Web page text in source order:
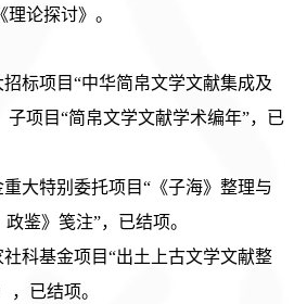
论探讨》。
标项目“中华简帛文学文献集成及
子项目“简帛文学文献学术编年”，已
大特别委托项目“《子海》整理与
鉴》笺注”，已结项。
科基金项目“出土上古文学文献整
，已结项。